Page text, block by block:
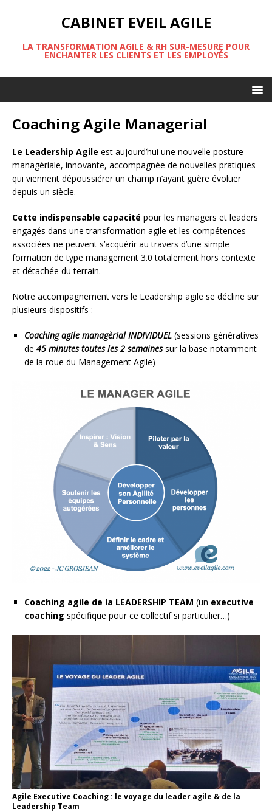
CABINET EVEIL AGILE
LA TRANSFORMATION AGILE & RH SUR-MESURE POUR
ENCHANTER LES CLIENTS ET LES EMPLOYÉS
Coaching Agile Managerial
Le Leadership Agile est aujourd’hui une nouvelle posture
managériale, innovante, accompagnée de nouvelles pratiques
qui viennent dépoussiérer un champ n’ayant guère évoluer
depuis un siècle.
Cette indispensable capacité pour les managers et leaders
engagés dans une transformation agile et les compétences
associées ne peuvent s’acquérir au travers d’une simple
formation de type management 3.0 totalement hors contexte
et détachée du terrain.
Notre accompagnement vers le Leadership agile se décline sur
plusieurs dispositifs :
Coaching agile managèrial INDIVIDUEL (sessions génératives
de 45 minutes toutes les 2 semainessur la base notamment
de la roue du Management Agile)
Coaching agile de la LEADERSHIP TEAM (un executive
coaching spécifique pour ce collectif si particulier…)
Agile Executive Coaching : le voyage du leader agile & de la
Leadership Team